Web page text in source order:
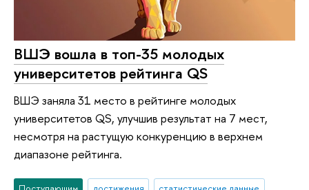
ВШЭ вошла в топ-35 молодых
университетов рейтинга QS
ВШЭ заняла 31 место в рейтинге молодых
университетов QS, улучшив результат на 7 мест,
несмотря на растущую конкуренцию в верхнем
диапазоне рейтинга.